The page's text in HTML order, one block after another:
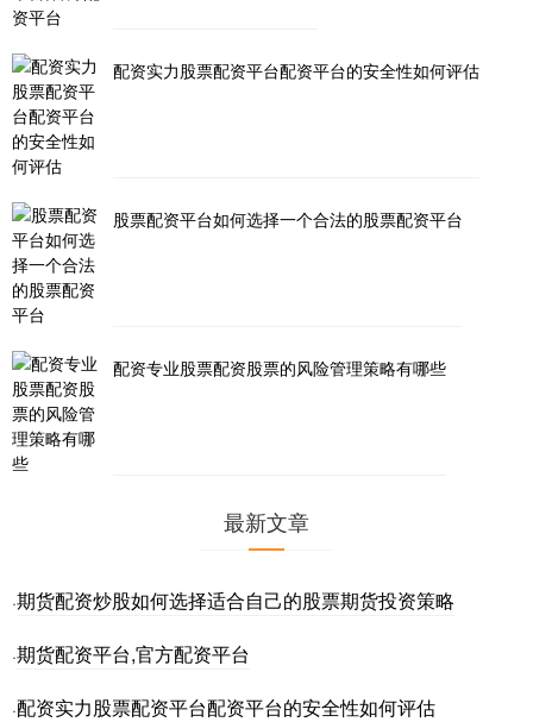
配资实力股票配资平台配资平台的安全性如何评估
股票配资平台如何选择一个合法的股票配资平台
配资专业股票配资股票的风险管理策略有哪些
最新文章
·期货配资炒股如何选择适合自己的股票期货投资策略
·期货配资平台,官方配资平台
·配资实力股票配资平台配资平台的安全性如何评估